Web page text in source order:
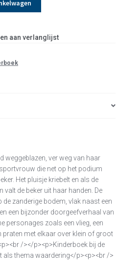
aan verlanglijst
weggeblazen, ver weg van haar
die net op het podium
Het pluisje kriebelt en als de
de beker uit haar handen. De
de zanderige bodem, vlak naast een
een bijzonder doorgeefverhaal van
personages zoals een vlieg, een
praten met elkaar over klein of groot
/></p><p>Kinderboek bij de
als thema waardering</p><p><br />